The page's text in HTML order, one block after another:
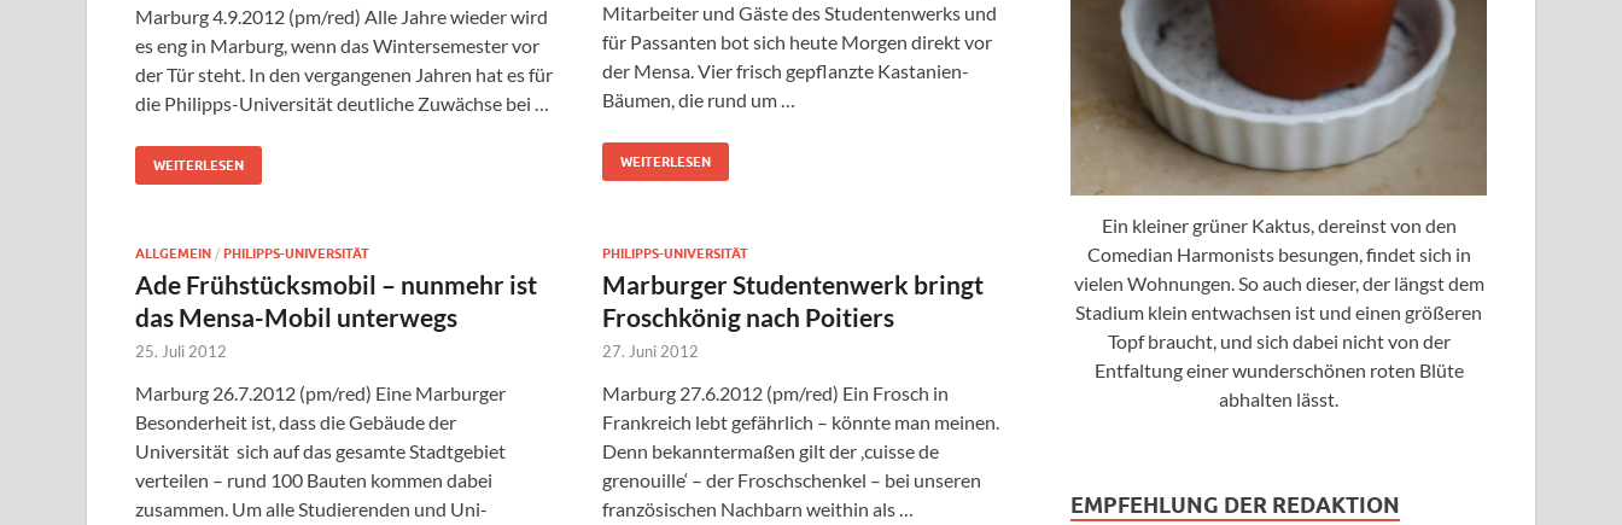
Marburg 4.9.2012 (pm/red) Alle Jahre wieder wird
es eng in Marburg, wenn das Wintersemester vor
der Tür steht. In den vergangenen Jahren hat es für
die Philipps-Universität deutliche Zuwächse bei …
WEITERLESEN
Mitarbeiter und Gäste des Studentenwerks und
für Passanten bot sich heute Morgen direkt vor
der Mensa. Vier frisch gepflanzte Kastanien-
Bäumen, die rund um …
WEITERLESEN
ALLGEMEIN / PHILIPPS-UNIVERSITÄT
Ade Frühstücksmobil – nunmehr ist
das Mensa-Mobil unterwegs
25. Juli 2012
Marburg 26.7.2012 (pm/red) Eine Marburger
Besonderheit ist, dass die Gebäude der
Universität sich auf das gesamte Stadtgebiet
verteilen – rund 100 Bauten kommen dabei
zusammen. Um alle Studierenden und Uni-
PHILIPPS-UNIVERSITÄT
Marburger Studentenwerk bringt
Froschkönig nach Poitiers
27. Juni 2012
Marburg 27.6.2012 (pm/red) Ein Frosch in
Frankreich lebt gefährlich – könnte man meinen.
Denn bekanntermaßen gilt der ‚cuisse de
grenouille‘ – der Froschschenkel – bei unseren
französischen Nachbarn weithin als …
Ein kleiner grüner Kaktus, dereinst von den
Comedian Harmonists besungen, findet sich in
vielen Wohnungen. So auch dieser, der längst dem
Stadium klein entwachsen ist und einen größeren
Topf braucht, und sich dabei nicht von der
Entfaltung einer wunderschönen roten Blüte
abhalten lässt.
EMPFEHLUNG DER REDAKTION